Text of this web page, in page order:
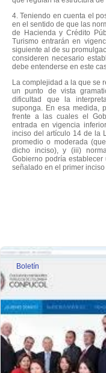
4. Teniendo en cuenta el
en el sentido de que las
de Hacienda y Crédito
Turismo entrarán en
siguiente al de su
consideren necesario
debe entenderse en este
La complejidad a la que se
un punto de vista
dificultad que la
suponga. En esa medida,
frente a las cuales el
entrada en vigencia
inciso del artículo 14 de la
promedio o moderada
dicho inciso), y (iii)
Gobierno podría
señalado en el primer
Boletín